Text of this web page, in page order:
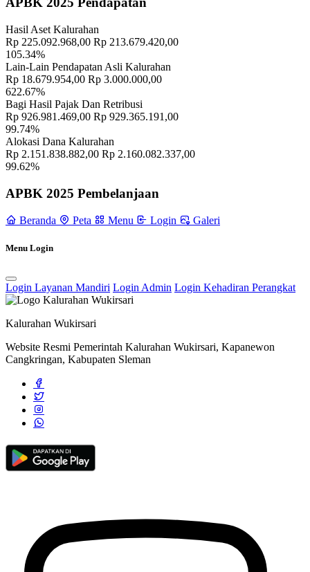
Profil Lurah 17 November 2021
Grand Opening “Legi Market Day” Dewi Saka, Wujud
Pemberdayaan Ekonomi dan Wisata di Wukirsari
E-form 15 November 2021
Sambang Dusun: Tradisi Nyadran, Wujud Pelestarian Budaya dan
Penguatan Sosial Masyarakat Wukirsari
Langsung Akta Kematian kepada Keluarga Almarhum
Lurah Wukirsari Meninjau Pembangunan Pagar Makam “Tegal
Dan Catatan Sipil Kalurahan Wukirsari
08 Februari 2023
Lunas 100% PBB Pada Bulan Mei, Kalurahan Wukirsari
Memperoleh Penghargaan Dari Bupati.
11 November 2021
Hasil Aset Kalurahan
Rp 225.092.968,00 Rp 213.679.420,00
105.34%
Lain-Lain Pendapatan Asli Kalurahan
Rp 18.679.954,00 Rp 3.000.000,00
622.67%
Bagi Hasil Pajak Dan Retribusi
Rp 926.981.469,00 Rp 929.365.191,00
99.74%
Alokasi Dana Kalurahan
Rp 2.151.838.882,00 Rp 2.160.082.337,00
99.62%
APBK 2025 Pembelanjaan
Beranda Peta Menu Login Galeri
Menu Login
Login Layanan Mandiri Login Admin Login Kehadiran Perangkat
Kalurahan Wukirsari
Website Resmi Pemerintah Kalurahan Wukirsari, Kapanewon
Cangkringan, Kabupaten Sleman